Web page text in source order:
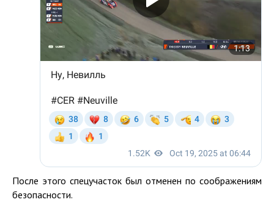
После этого спецучасток был отменен по соображениям
безопасности.